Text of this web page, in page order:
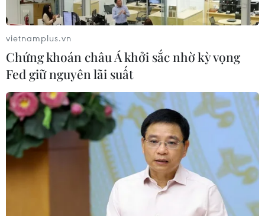
Moskva và Kiev.
vietnamplus.vn
Chứng khoán châu Á khởi sắc nhờ kỳ vọng
Fed giữ nguyên lãi suất